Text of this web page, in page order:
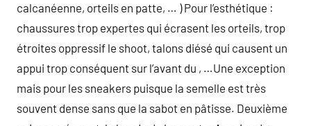
calcanéenne, orteils en patte, … ) Pour l’esthétique :
chaussures trop expertes qui écrasent les orteils, trop
étroites oppressif le shoot, talons diésé qui causent un
appui trop conséquent sur l’avant du , …Une exception
mais pour les sneakers puisque la semelle est très
souvent dense sans que la sabot en pâtisse. Deuxième